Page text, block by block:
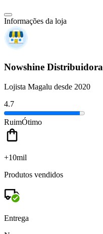
Informações da loja
Nowshine Distribuidora
Lojista Magalu desde 2020
4.7
RuimÓtimo
+10mil
Produtos vendidos
Entrega